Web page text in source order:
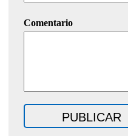
Comentario